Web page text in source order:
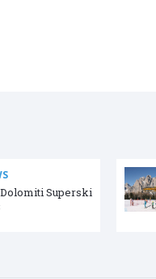
Superski